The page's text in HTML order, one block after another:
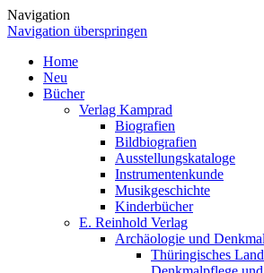
Navigation
Navigation überspringen
Home
Neu
Bücher
Verlag Kamprad
Biografien
Bildbiografien
Ausstellungskataloge
Instrumentenkunde
Musikgeschichte
Kinderbücher
E. Reinhold Verlag
Archäologie und
Thüringisches